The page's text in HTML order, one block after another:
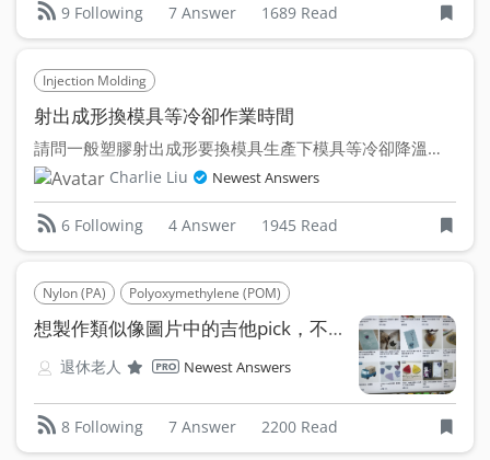
9 Following 7 Answer 1689 Read
Injection Molding
射出成形換模具等冷卻作業時間
請問一般塑膠射出成形要換模具生產下模具等冷卻降溫一般要等多...
Charlie Liu Newest Answers
6 Following 4 Answer 1945 Read
Nylon (PA) Polyoxymethylene (POM)
想製作類似像圖片中的吉他pick，不知道要怎麼找廠商
退休老人 Newest Answers
8 Following 7 Answer 2200 Read